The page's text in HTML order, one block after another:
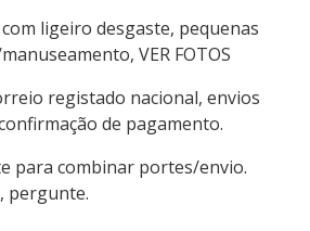
ligeiro desgaste, pequenas
VER FOTOS
registado nacional, envios
de pagamento.
para combinar portes/envio.
pergunte.